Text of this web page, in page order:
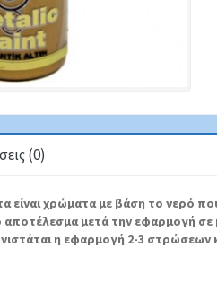
(0)
είναι χρώματα με βάση το νερό
μετά την εφαρμογή σε
η εφαρμογή 2-3 στρώσεων